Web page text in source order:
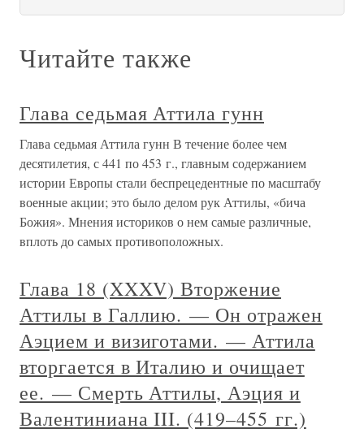
Читайте также
Глава седьмая Аттила гунн
Глава седьмая Аттила гунн В течение более чем
десятилетия, с 441 по 453 г., главным содержанием
истории Европы стали беспрецедентные по масштабу
военные акции; это было делом рук Аттилы, «бича
Божия». Мнения историков о нем самые различные,
вплоть до самых противоположных.
Глава 18 (XXXV) Вторжение
Аттилы в Галлию. — Он отражен
Аэцием и визиготами. — Аттила
вторгается в Италию и очищает
ее. — Смерть Аттилы, Аэция и
Валентиниана III. (419–455 гг.)